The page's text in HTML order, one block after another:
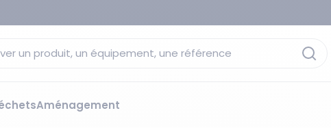
un produit, un équipement, une référence
Aménagement